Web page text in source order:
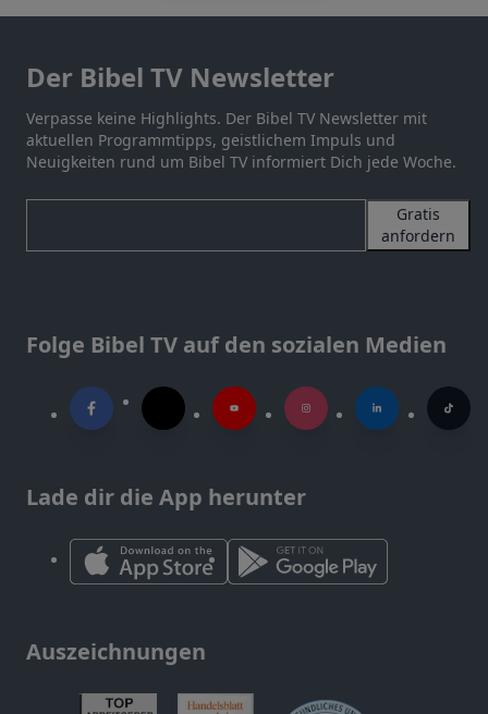
Der Bibel TV Newsletter
Verpasse keine Highlights. Der Bibel TV Newsletter mit
aktuellen Programmtipps, geistlichem Impuls und
Neuigkeiten rund um Bibel TV informiert Dich jede Woche.
Gratis
anfordern
Folge Bibel TV auf den sozialen Medien
Lade dir die App herunter
Auszeichnungen